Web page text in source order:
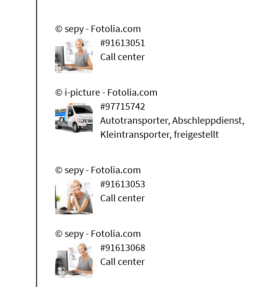
© sepy - Fotolia.com
#91613051
Call center
© i-picture - Fotolia.com
#97715742
Autotransporter, Abschleppdienst,
Kleintransporter, freigestellt
© sepy - Fotolia.com
#91613053
Call center
© sepy - Fotolia.com
#91613068
Call center